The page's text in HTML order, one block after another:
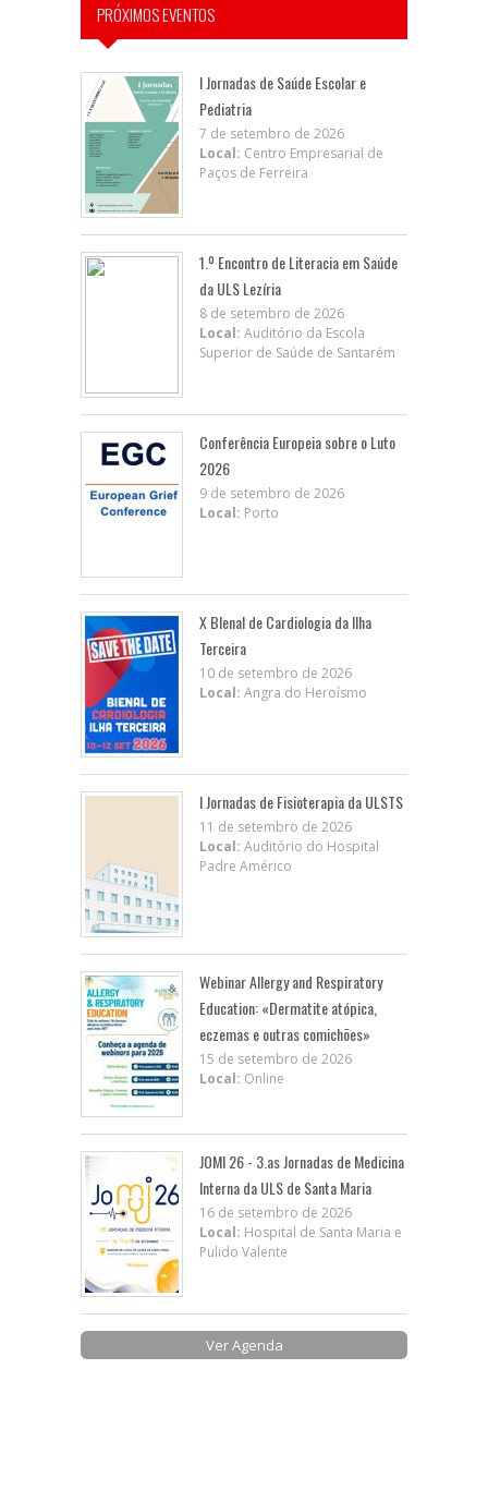
PRÓXIMOS EVENTOS
I Jornadas de Saúde Escolar e
Pediatria
7 de setembro de 2026
Local: Centro Empresarial de
Paços de Ferreira
1.º Encontro de Literacia em Saúde
da ULS Lezíria
8 de setembro de 2026
Local: Auditório da Escola
Superior de Saúde de Santarém
Conferência Europeia sobre o Luto
2026
9 de setembro de 2026
Local: Porto
X BIenal de Cardiologia da Ilha
Terceira
10 de setembro de 2026
Local: Angra do Heroísmo
I Jornadas de Fisioterapia da ULSTS
11 de setembro de 2026
Local: Auditório do Hospital
Padre Américo
Webinar Allergy and Respiratory
Education: «Dermatite atópica,
eczemas e outras comichões»
15 de setembro de 2026
Local: Online
JOMI 26 - 3.as Jornadas de Medicina
Interna da ULS de Santa Maria
16 de setembro de 2026
Local: Hospital de Santa Maria e
Pulido Valente
Ver Agenda